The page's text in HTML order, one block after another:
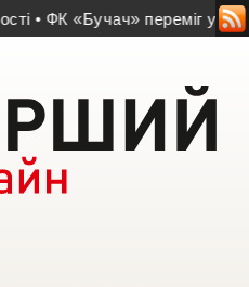
«Бучач» переміг у матчі